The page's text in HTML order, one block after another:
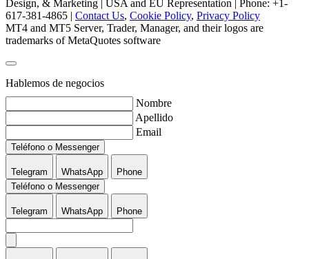
Design, & Marketing | USA and EU Representation | Phone: +1-
617-381-4865 | Contact Us, Cookie Policy, Privacy Policy
MT4 and MT5 Server, Trader, Manager, and their logos are
trademarks of MetaQuotes software
Hablemos de negocios
Nombre
Apellido
Email
Teléfono o Messenger
Telegram WhatsApp
Phone
Teléfono o Messenger
Telegram WhatsApp Phone